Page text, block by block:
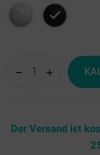
Biały Czarny
Der Versand ist